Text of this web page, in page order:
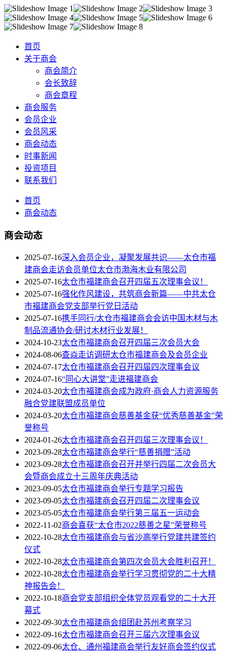
首页
关于商会
商会简介
会长致辞
商会章程
商会服务
会员企业
会员风采
商会动态
时事新闻
投资项目
联系我们
首页
商会动态
商会动态
2025-07-16深入会员企业，凝聚发展共识——太仓市福
建商会走访会员单位太仓市渤海木业有限公司
2025-07-16太仓市福建商会召开四届五次理事会议！
2025-07-16强化作风建设，共筑商会新篇——中共太仓
市福建商会党支部举行党日活动
2025-07-16携手同行/太仓市福建商会会访中国木材与木
制品流通协会/研讨木材行业发展！
2024-10-23太仓市福建商会召开四届三次会员大会
2024-08-06查焱走访调研太仓市福建商会及会员企业
2024-07-17太仓市福建商会召开四届四次理事会议
2024-07-16“同心大讲堂”走进福建商会
2024-03-20太仓市福建商会成为政府·商会人力资源服务
融合党建联盟成员单位
2024-03-20太仓市福建商会慈善基金获“优秀慈善基金”荣
誉称号
2024-01-26太仓市福建商会召开四届三次理事会议！
2023-09-28太仓市福建商会举行“慈善捐赠”活动
2023-09-28太仓市福建商会召开并举行四届二次会员大
会暨商会成立十三周年庆典活动
2023-09-05太仓市福建商会举行专题学习报告
2023-09-05太仓市福建商会召开四届二次理事会议
2023-05-05太仓市福建商会举行第三届五一运动会
2022-11-02商会喜获“太仓市2022慈善之星”荣誉称号
2022-10-28太仓市福建商会与省沙高举行党建共建签约
仪式
2022-10-28太仓市福建商会第四次会员大会胜利召开！
2022-10-28太仓市福建商会举行学习贯彻党的二十大精
神报告会！
2022-10-18商会党支部组织全体党员观看党的二十大开
幕式
2022-09-30太仓市福建商会组团赴苏州考察学习
2022-09-16太仓市福建商会召开三届六次理事会议
2022-09-06太仓、通州福建商会举行友好商会签约仪式